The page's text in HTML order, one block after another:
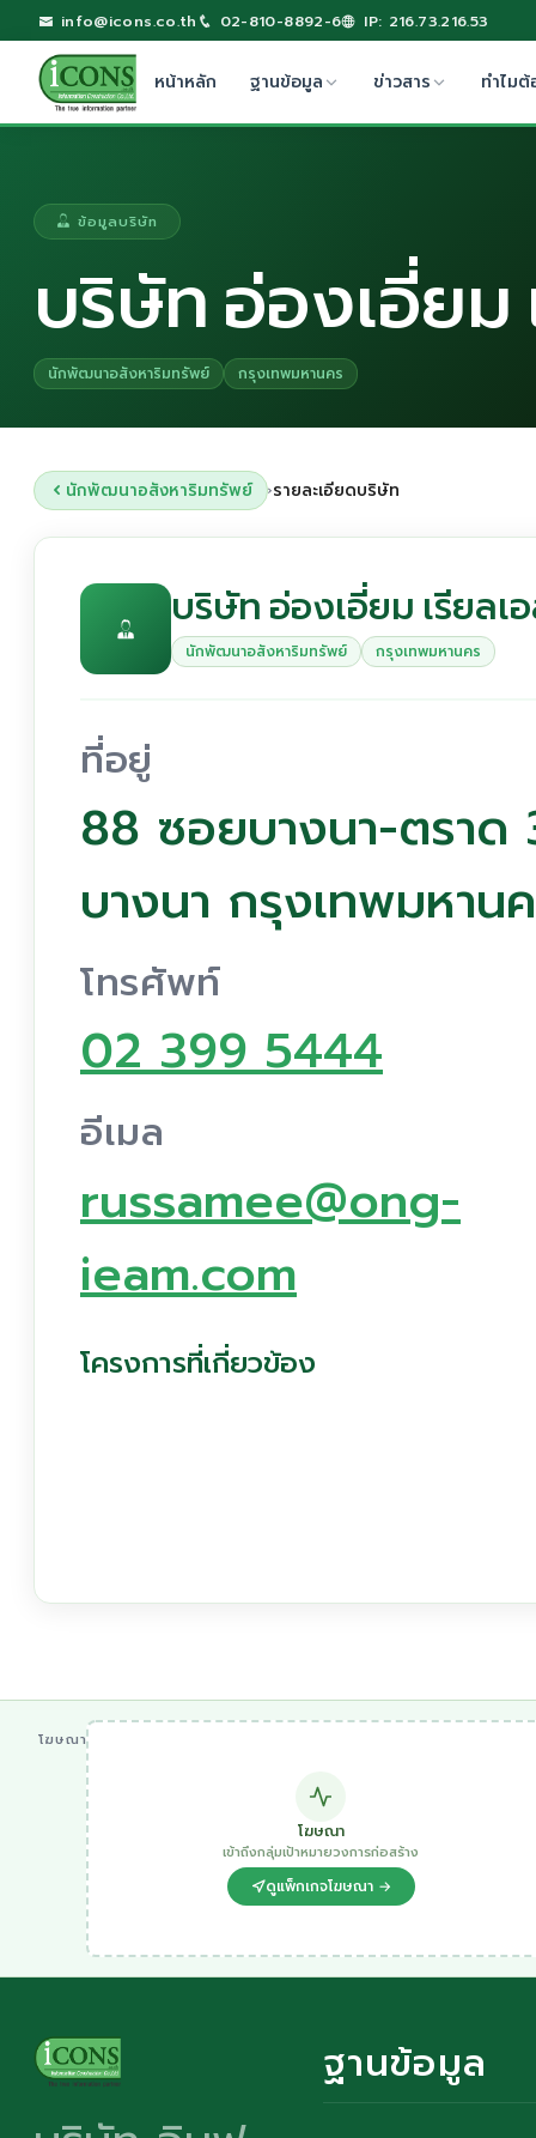
info@icons.co.th 02-810-8892-6 IP: 216.73.216.53
หน้าหลัก ฐานข้อมูล ข่าวสาร ทำไมต้
ข้อมูลบริษัท
บริษัท อ่องเอี่ยม
นักพัฒนาอสังหาริมทรัพย์ กรุงเทพมหานคร
นักพัฒนาอสังหาริมทรัพย์ ›รายละเอียดบริษัท
บริษัท อ่องเอี่ยม เรียลเ
นักพัฒนาอสังหาริมทรัพย์ กรุงเทพมหานคร
ที่อยู่
88 ซอยบางนา-ตราด
บางนา กรุงเทพมหาน
โทรศัพท์
02 399 5444
อีเมล
russamee@ong-
ieam.com
โครงการที่เกี่ยวข้อง
โฆษณา
โฆษณา
เข้าถึงกลุ่มเป้าหมายวงการก่อสร้าง
ดูแพ็กเกจโฆษณา →
ฐานข้อมูล